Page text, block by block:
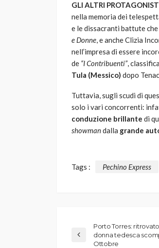
GLI ALTRI
nella memoria dei
e le dissacranti battute che
e Donne, e anche Clizia
nell’impresa di essere
de “I Contribuenti”,
Tula (Messico) dopo
Tuttavia, sugli scudi di
solo i vari concorrenti:
conduzione brillante di
showmandalla grande
Tags : Pechino Express
Porto Torres:
donna tedesca
Ottobre